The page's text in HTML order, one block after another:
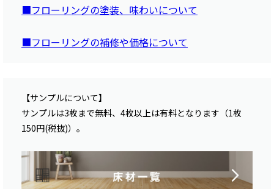
■フローリングの塗装、味わいについて
■フローリングの補修や価格について
【サンプルについて】
サンプルは3枚まで無料、4枚以上は有料となります（1枚
150円(税抜)）。